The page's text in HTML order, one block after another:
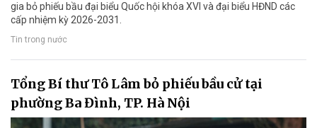
gia bỏ phiếu bầu đại biểu Quốc hội khóa XVI và đại biểu HĐND các
cấp nhiệm kỳ 2026-2031.
Tin trong nước
Tổng Bí thư Tô Lâm bỏ phiếu bầu cử tại
phường Ba Đình, TP. Hà Nội